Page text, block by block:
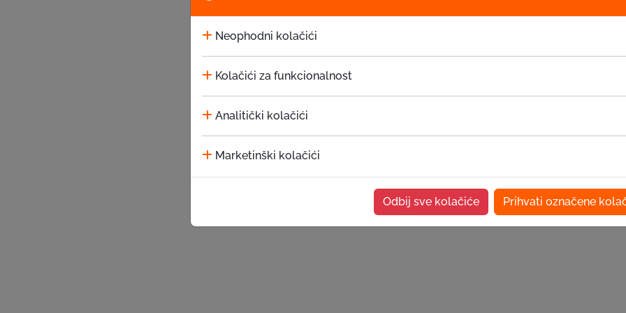
Neophodni kolačići
Kolačići za funkcionalnost
Analitički kolačići
Marketinški kolačići
Odbij sve kolačiće Prihvati označene